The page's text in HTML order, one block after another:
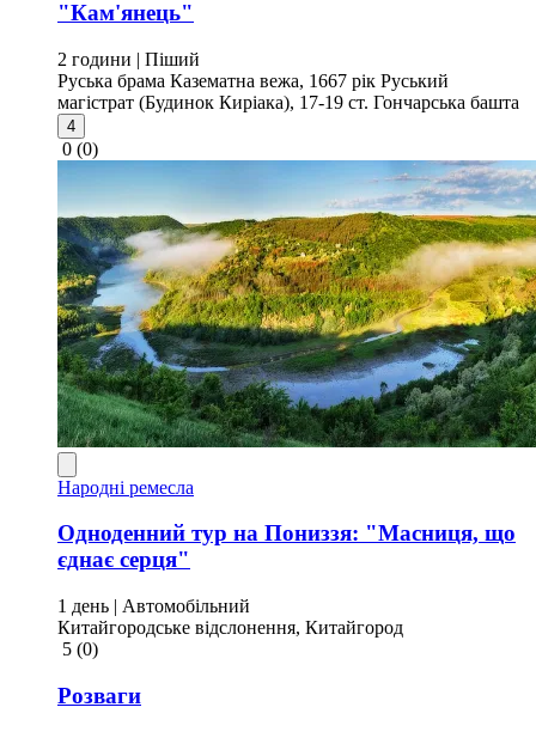
"Кам'янець"
2 години | Піший
Руська брама Казематна вежа, 1667 рік Руський
магістрат (Будинок Киріака), 17-19 ст. Гончарська башта
4
0 (0)
Народні ремесла
Одноденний тур на Пониззя: "Масниця, що
єднає серця"
1 день | Автомобільний
Китайгородське відслонення, Китайгород
5 (0)
Розваги